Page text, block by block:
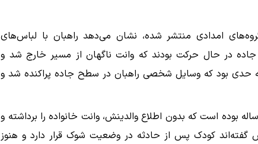
امدادی منتشر شده، نشان می‌دهد راهبان با لباس‌های
در حال حرکت بودند که وانت ناگهان از مسیر خارج شد و
حدی بود که وسایل شخصی راهبان در سطح جاده پراکنده شد و
پلیس اعلام کرده راننده این خودرو پسری ۱۱ ساله بوده است که بدون اطلاع والدینش، وانت خانواده را برداشته و
گفته‌اند کودک پس از حادثه در وضعیت شوک قرار دارد و هنوز